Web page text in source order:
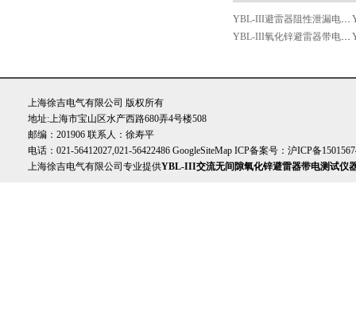
YBL-III避雷器阻性泄漏电流检测仪厂家
YBL-III氧化锌避雷器带电测试仪厂家
上海徐吉电气有限公司 版权所有
地址:上海市宝山区水产西路680弄4号楼508
邮编：201906 联系人：徐寿平
电话：021-56412027,021-56422486 GoogleSiteMap ICP备案号： 沪ICP备
上海徐吉电气有限公司专业提供YBL-III交流无间隙氧化锌避雷器带电测试仪